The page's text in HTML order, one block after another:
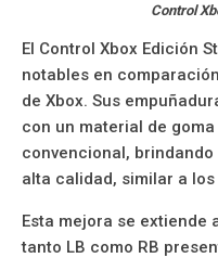
Control
El Control Xbox Edición
notables en
de Xbox. Sus
con un material de
convencional,
alta calidad, similar a
Esta mejora se extiende
tanto LB como RB